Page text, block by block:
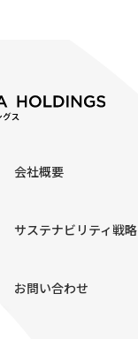
会社概要
サステナビリティ戦略
お問い合わせ